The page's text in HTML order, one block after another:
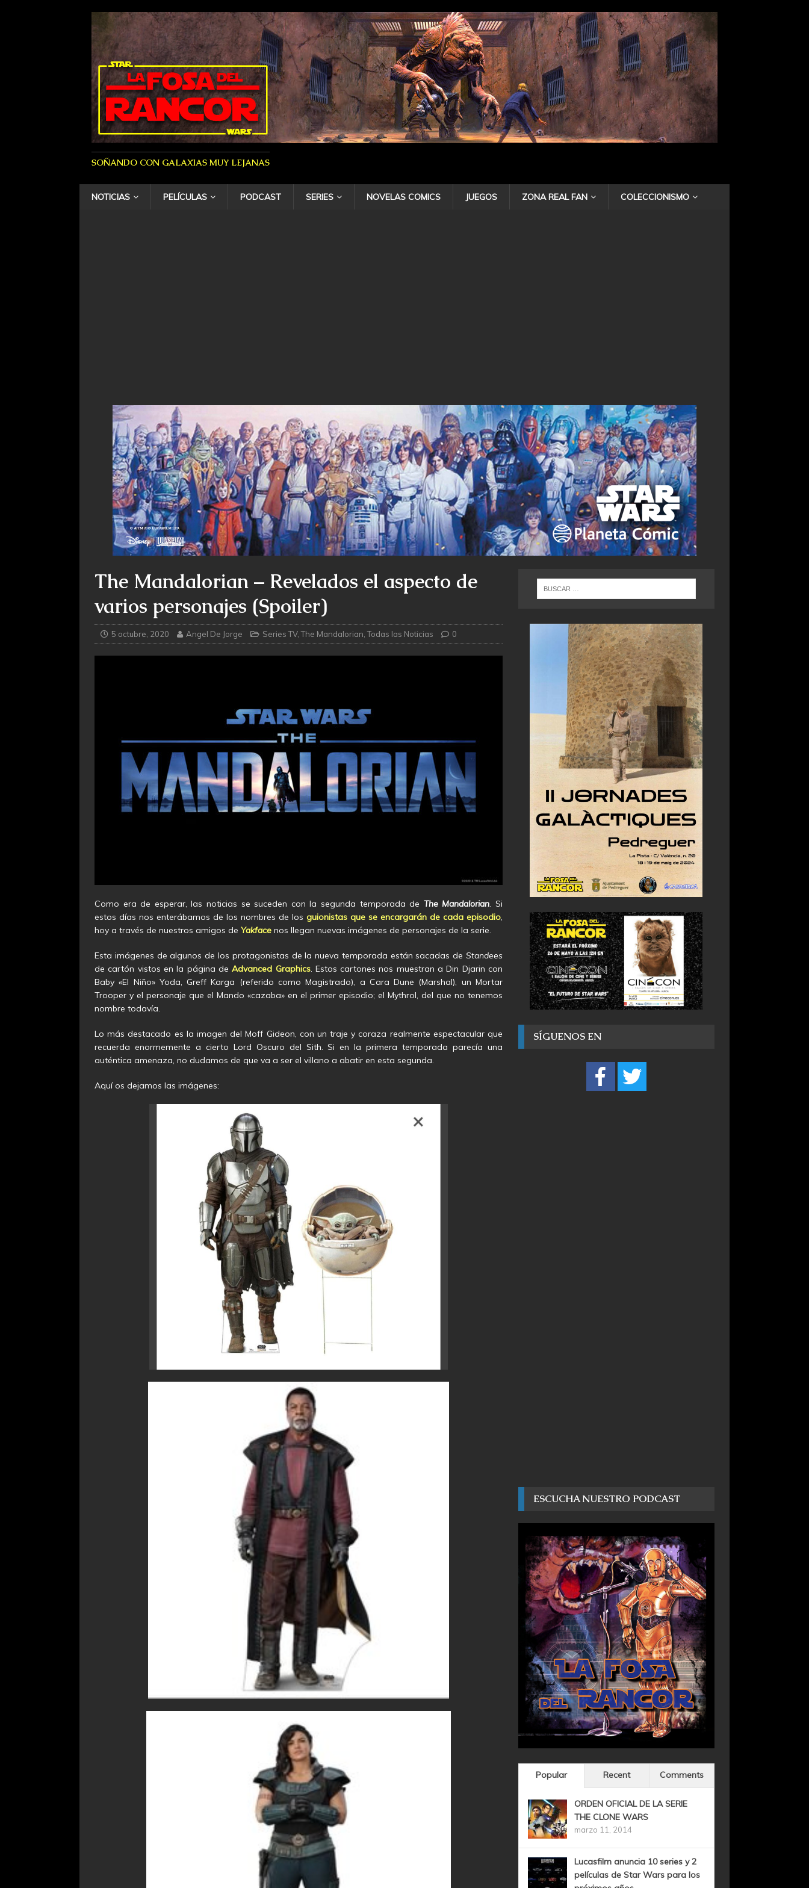
SOÑANDO CON GALAXIAS MUY LEJANAS
NOTICIAS PELÍCULAS PODCAST SERIES NOVELAS COMICS JUEGOS ZONA REAL FAN COLECCIONISMO
The Mandalorian – Revelados el aspecto de
varios personajes (Spoiler)
5 octubre, 2020 Angel De Jorge Series TV,The Mandalorian ,Todas las Noticias 0
Como era de esperar, las noticias se suceden con la segunda temporada de The Mandalorian. Si
estos días nos enterábamos de los nombres de losguionistas que se encargarán de cada episodio,
hoy a través de nuestros amigos de Yakface nos llegan nuevas imágenes de personajes de la serie.
Esta imágenes de algunos de los protagonistas de la nueva temporada están sacadas deStandees
de cartón vistos en la página deAdvanced Graphics. Estos cartones nos muestran a Din Djarin con
Baby «El Niño» Yoda, Greff Karga (referido como Magistrado), a Cara Dune (Marshal), un Mortar
Trooper y el personaje que el Mando «cazaba» en el primer episodio; el Mythrol, del que no tenemos
nombre todavía.
Lo más destacado es la imagen del Moff Gideon, con un traje y coraza realmente espectacular que
recuerda enormemente a cierto Lord Oscuro del Sith. Si en la primera temporada parecía una
auténtica amenaza, no dudamos de que va a ser el villano a abatir en esta segunda.
Aquí os dejamos las imágenes:
SÍGUENOS EN
ESCUCHA NUESTRO PODCAST
Popular Recent Comments
ORDEN OFICIAL DE LA SERIE
THE CLONE WARS
marzo 11, 2014
Lucasfilm anuncia 10 series y 2
películas de Star Wars para los